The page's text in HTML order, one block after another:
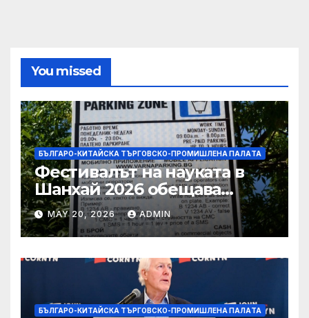
You missed
БЪЛГАРО-КИТАЙСКА ТЪРГОВСКО-ПРОМИШЛЕНА ПАЛAТА
Фестивалът на науката в
Шанхай 2026 обещава
вълнуващи научно-
технологични иновации
MAY 20, 2026 ADMIN
БЪЛГАРО-КИТАЙСКА ТЪРГОВСКО-ПРОМИШЛЕНА ПАЛAТА